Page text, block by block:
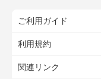
ご利用ガイド
利用規約
関連リンク